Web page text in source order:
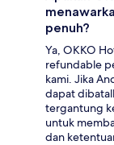
penuh?
Ya, OKKO
refundable
kami. Jika
dapat
tergantung
untuk
dan